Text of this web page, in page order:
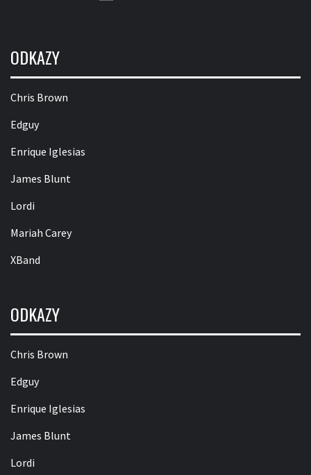
ODKAZY
Chris Brown
Edguy
Enrique Iglesias
James Blunt
Lordi
Mariah Carey
XBand
ODKAZY
Chris Brown
Edguy
Enrique Iglesias
James Blunt
Lordi